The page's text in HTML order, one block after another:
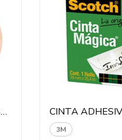
CINTA ADHESIVA 3M CRISTAL 19x20MM CC1920 ROJA
3M